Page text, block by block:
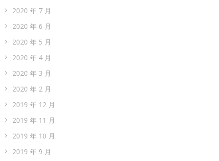
2020 年 7 月
2020 年 6 月
2020 年 5 月
2020 年 4 月
2020 年 3 月
2020 年 2 月
2019 年 12 月
2019 年 11 月
2019 年 10 月
2019 年 9 月